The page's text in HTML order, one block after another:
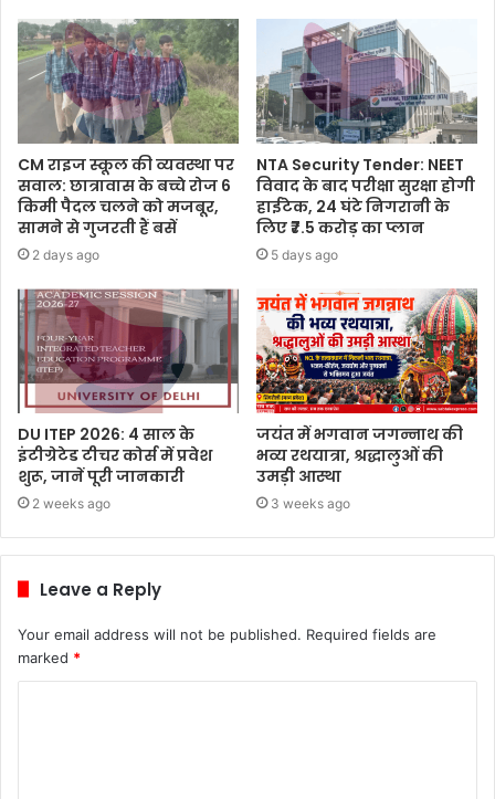
CM राइज स्कूल की व्यवस्था पर
सवाल: छात्रावास के बच्चे रोज 6
किमी पैदल चलने को मजबूर,
सामने से गुजरती हैं बसें
2 days ago
NTA Security Tender: NEET
विवाद के बाद परीक्षा सुरक्षा होगी
हाईटेक, 24 घंटे निगरानी के
लिए ₹7.5 करोड़ का प्लान
5 days ago
DU ITEP 2026: 4 साल के
इंटीग्रेटेड टीचर कोर्स में प्रवेश
शुरू, जानें पूरी जानकारी
2 weeks ago
जयंत में भगवान जगन्नाथ की
भव्य रथयात्रा, श्रद्धालुओं की
उमड़ी आस्था
3 weeks ago
Leave a Reply
Your email address will not be published. Required fields are
marked *